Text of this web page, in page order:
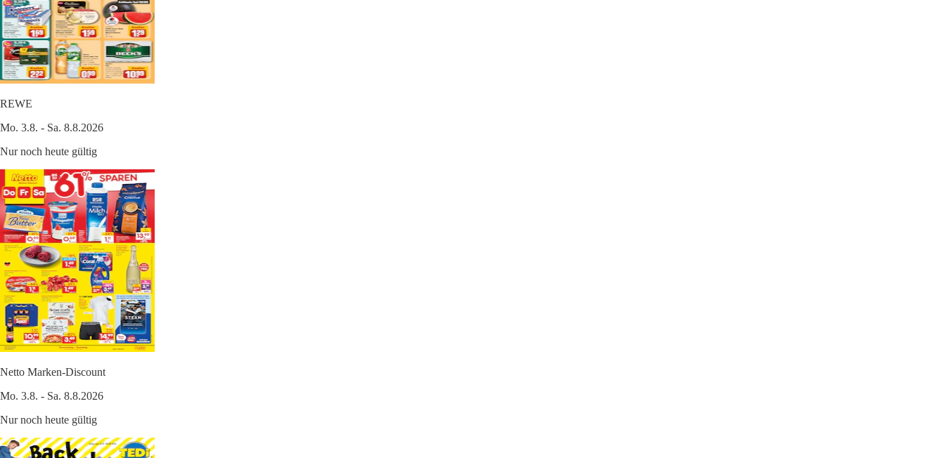
REWE
Mo. 3.8. - Sa. 8.8.2026
Nur noch heute gültig
Netto Marken-Discount
Mo. 3.8. - Sa. 8.8.2026
Nur noch heute gültig